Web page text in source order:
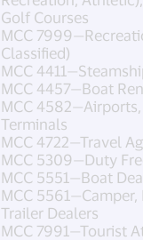
Golf Courses
MCC
Classified)
MCC
MCC 4457—Boat
MCC
Terminals
MCC 4722—Travel
MCC 5309—Duty
MCC 5551—Boat
MCC
Trailer Dealers
MCC 7991—Tourist